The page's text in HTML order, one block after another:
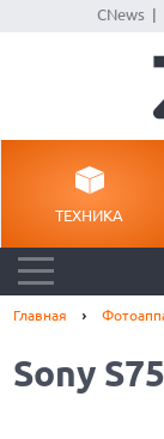
CNews|
ТЕХНИКА
Главная
Sony